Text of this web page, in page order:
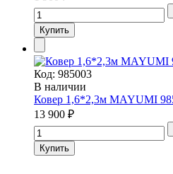
Код: 985003
В наличии
Ковер 1,6*2,3м MAYUMI
13 900 ₽